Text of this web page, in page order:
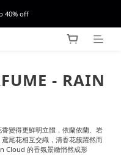
40% off
- RAIN
變得更鮮明立體，依蘭依蘭、岩
尾花相互交織，清香花簇躍然而
Cloud 的香氛景緻悄然成形